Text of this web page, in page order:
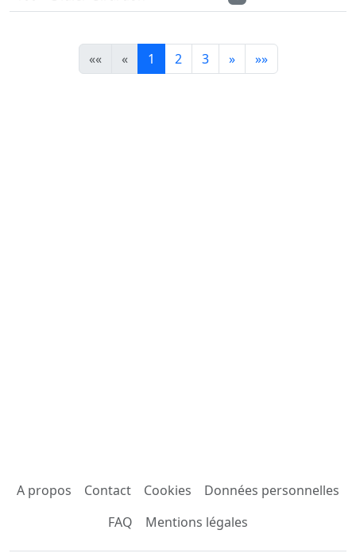
«« « 1 2 3 » »»
A propos Contact Cookies
Données personnelles
FAQ
Mentions légales